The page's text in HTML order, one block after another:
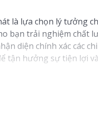
là lựa chọn lý tưởng
bạn trải nghiệm
diện chính xác các
tận hưởng sự tiện lợi